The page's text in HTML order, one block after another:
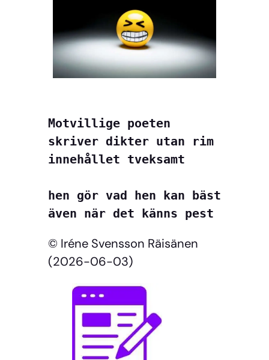
Motvillige poeten
skriver dikter utan rim
innehållet tveksamt
hen gör vad hen kan bäst
även när det känns pest
© Iréne Svensson Räisänen
(2026-06-03)